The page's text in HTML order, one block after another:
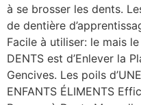
à se brosser les dents.
de dentière
Facile à utiliser: le mais le
DENTS est d’Enlever la
Gencives. Les poils
ENFANTS ÉLIMENTS